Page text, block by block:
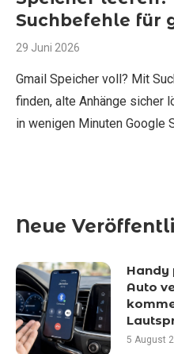
Suchbefehle für
29 Juni 2026
Gmail Speicher voll? Mit
finden, alte Anhänge sicher
in wenigen Minuten Google
Neue
Handy
Auto
5 August